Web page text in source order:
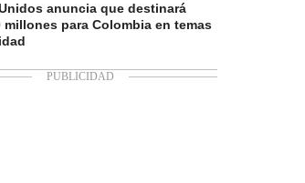
anuncia que destinará
millones para Colombia en temas